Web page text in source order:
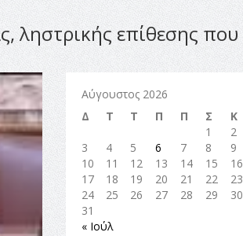
ληστρικής επίθεσης που
Αύγουστος 2026
Δ
Τ Τ Π Π Σ
Κ
1
2
3
4 5 6 7 8
9
10
11 12 13 14 15
16
17
18 19 20 21 22
23
24
25 26 27 28 29
30
31
« Ιούλ